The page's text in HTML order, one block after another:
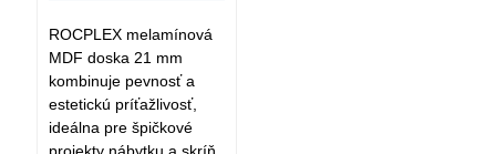
ROCPLEX melamínová
MDF doska 21 mm
kombinuje pevnosť a
estetickú príťažlivosť,
ideálna pre špičkové